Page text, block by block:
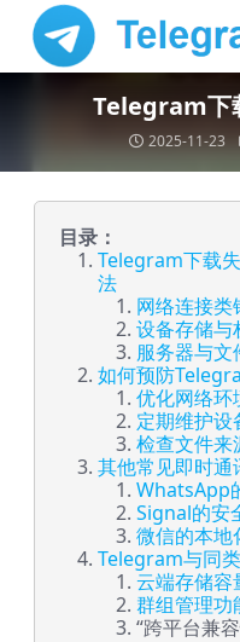
Telegram下
2025-11-23
目录：
Telegram下载
法
网络连接类
设备存储与
服务器与文
如何预防
优化网络环
定期维护设
检查文件来
其他常见即时通
WhatsApp
Signal的安
微信的本地
Telegram与同
云端存储容
群组管理功
“跨平台兼